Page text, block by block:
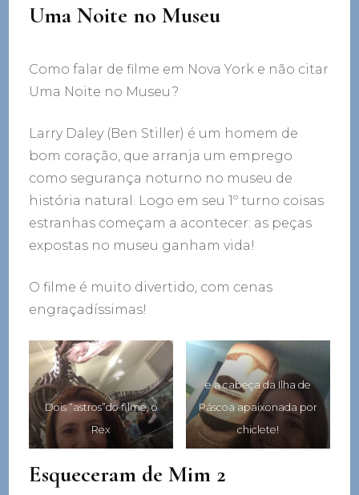
Uma Noite no Museu
Como falar de filme em Nova York e não citar
Uma Noite no Museu?
Larry Daley (Ben Stiller) é um homem de
bom coração, que arranja um emprego
como segurança noturno no museu de
história natural. Logo em seu 1º turno coisas
estranhas começam a acontecer: as peças
expostas no museu ganham vida!
O filme é muito divertido, com cenas
engraçadíssimas!
Dois “astros”do filme, o
Rex
e a cabeça da Ilha de
Páscoa apaixonada por
chiclete!
Esqueceram de Mim 2